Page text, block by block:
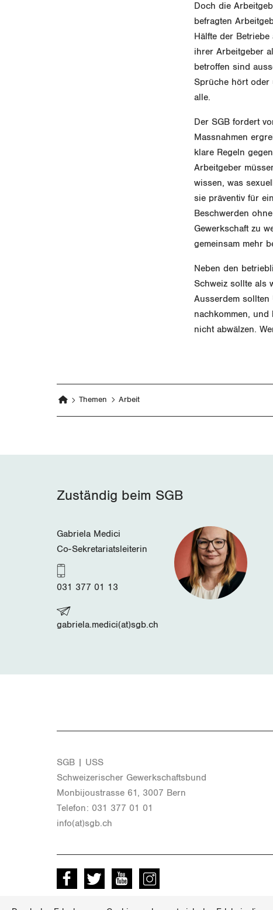
Doch die
befragten
Hälfte der
ihrer Arbeitgeber
betroffen sind
Sprüche hört oder
alle.
Der SGB fordert
Massnahmen
klare Regeln
Arbeitgeber
wissen, was
sie präventiv für
Beschwerden
Gewerkschaft zu
gemeinsam mehr
Neben den
Schweiz sollte als
Ausserdem
nachkommen,
nicht abwälzen.
Themen Arbeit
Zuständig beim SGB
Gabriela Medici
Co-Sekretariatsleiterin
031 377 01 13
gabriela.medici(at)sgb.ch
SGB | USS
Schwei­ze­ri­scher Ge­werk­schafts­bund
Mon­bi­joustras­se 61, 3007 Bern
Te­le­fon: 031 377 01 01
info(at)​sgb.​ch
Facebook Twitter Youtube instagram